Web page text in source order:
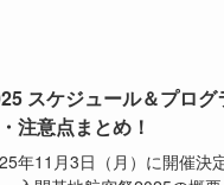
スケジュール＆プロ
注意点まとめ！
年11月3日（月）に開催決